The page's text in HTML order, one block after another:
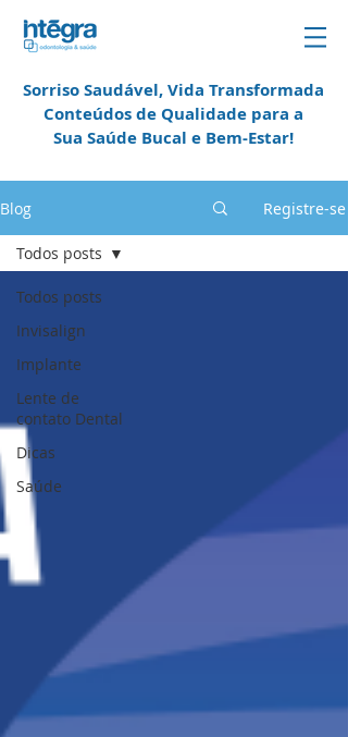
Sorriso Saudável, Vida Transformada
Conteúdos de Qualidade para a
Sua Saúde Bucal e Bem-Estar!
Blog Registre-se
Todos posts
Invisalign
Implante
Lente de
contato Dental
Dicas
Saúde
Todos posts